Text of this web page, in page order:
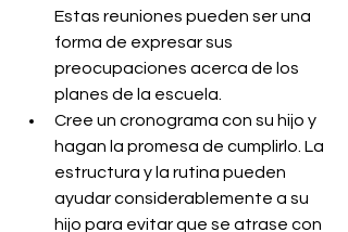
Estas reuniones pueden ser una
forma de expresar sus
preocupaciones acerca de los
planes de la escuela.
Cree un cronograma con su hijo y
hagan la promesa de cumplirlo. La
estructura y la rutina pueden
ayudar considerablemente a su
hijo para evitar que se atrase con